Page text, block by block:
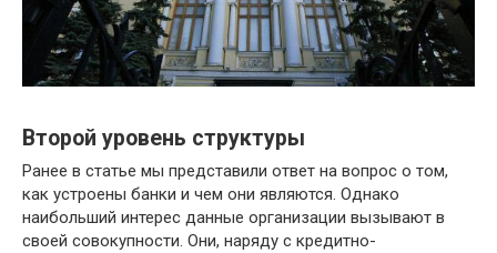
Второй уровень структуры
Ранее в статье мы представили ответ на вопрос о том,
как устроены банки и чем они являются. Однако
наибольший интерес данные организации вызывают в
своей совокупности. Они, наряду с кредитно-